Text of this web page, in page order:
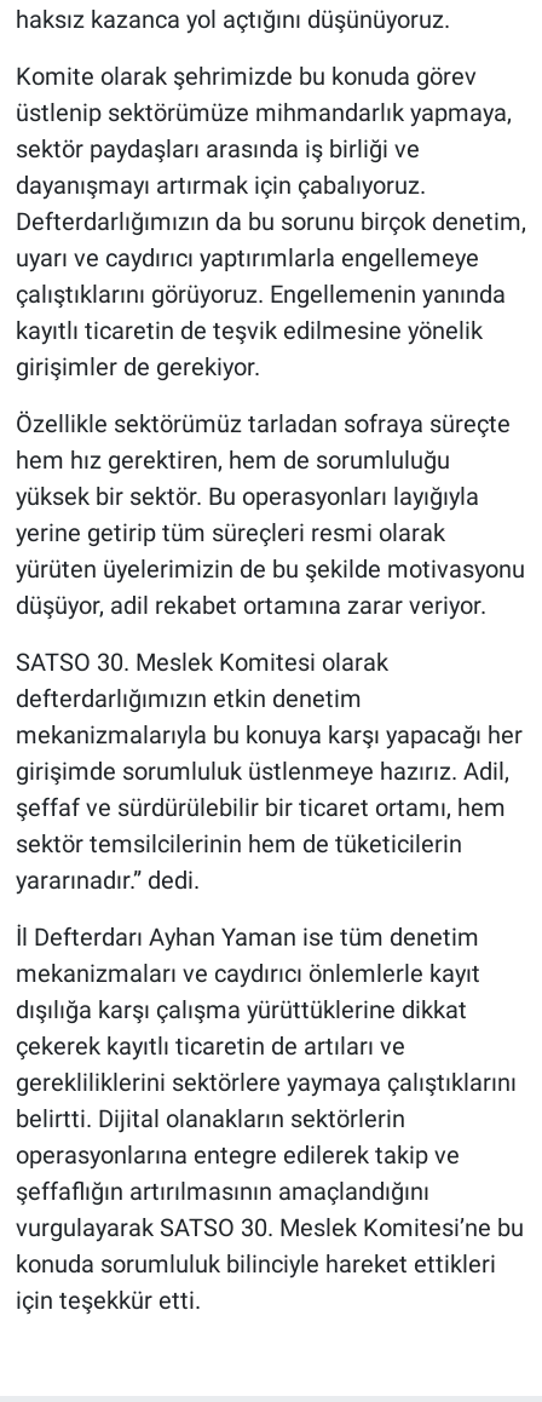
haksız kazanca yol açtığını düşünüyoruz.
Komite olarak şehrimizde bu konuda görev
üstlenip sektörümüze mihmandarlık yapmaya,
sektör paydaşları arasında iş birliği ve
dayanışmayı artırmak için çabalıyoruz.
Defterdarlığımızın da bu sorunu birçok denetim,
uyarı ve caydırıcı yaptırımlarla engellemeye
çalıştıklarını görüyoruz. Engellemenin yanında
kayıtlı ticaretin de teşvik edilmesine yönelik
girişimler de gerekiyor.
Özellikle sektörümüz tarladan sofraya süreçte
hem hız gerektiren, hem de sorumluluğu
yüksek bir sektör. Bu operasyonları layığıyla
yerine getirip tüm süreçleri resmi olarak
yürüten üyelerimizin de bu şekilde motivasyonu
düşüyor, adil rekabet ortamına zarar veriyor.
SATSO 30. Meslek Komitesi olarak
defterdarlığımızın etkin denetim
mekanizmalarıyla bu konuya karşı yapacağı her
girişimde sorumluluk üstlenmeye hazırız. Adil,
şeffaf ve sürdürülebilir bir ticaret ortamı, hem
sektör temsilcilerinin hem de tüketicilerin
yararınadır.” dedi.
İl Defterdarı Ayhan Yaman ise tüm denetim
mekanizmaları ve caydırıcı önlemlerle kayıt
dışılığa karşı çalışma yürüttüklerine dikkat
çekerek kayıtlı ticaretin de artıları ve
gerekliliklerini sektörlere yaymaya çalıştıklarını
belirtti. Dijital olanakların sektörlerin
operasyonlarına entegre edilerek takip ve
şeffaflığın artırılmasının amaçlandığını
vurgulayarak SATSO 30. Meslek Komitesi’ne bu
konuda sorumluluk bilinciyle hareket ettikleri
için teşekkür etti.